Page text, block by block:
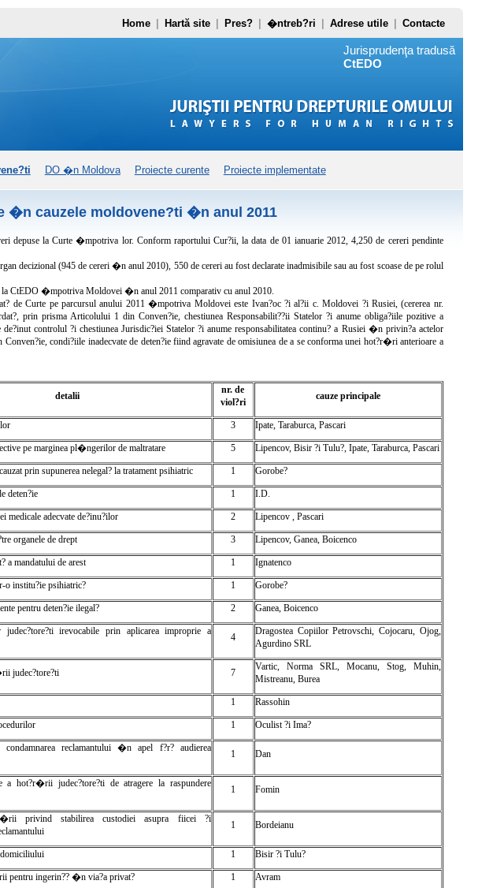
Home Hartă site Pres? �ntreb?ri Adrese utile Contacte
Jurisprudenţa tradusă
CtEDO
DO �n Moldova Proiecte curente Proiecte implementate
�n cauzele moldovene?ti �n anul 2011
depuse la Curte �mpotriva lor. Conform raportului Cur?ii, la data de 01 ianuarie 2012, 4,250 de cereri pendinte
decizional (945 de cereri �n anul 2010), 550 de cereri au fost declarate inadmisibile sau au fost scoase de pe rolul
la CtEDO �mpotriva Moldovei �n anul 2011 comparativ cu anul 2010.
de Curte pe parcursul anului 2011 �mpotriva Moldovei este Ivan?oc ?i al?ii c. Moldovei ?i Rusiei, (cererea nr.
prin prisma Articolului 1 din Conven?ie, chestiunea Responsabilit??ii Statelor ?i anume obliga?iile pozitive a
controlul ?i chestiunea Jurisdic?iei Statelor ?i anume responsabilitatea continu? a Rusiei �n privin?a actelor
condi?iile inadecvate de deten?ie fiind agravate de omisiunea de a se conforma unei hot?r�ri anterioare a
detalii
nr. de
viol?ri
cauze principale
3 Ipate, Taraburca, Pascari
pe marginea pl�ngerilor de maltratare 5 Lipencov, Bisir ?i Tulu?, Ipate, Taraburca, Pascari
prin supunerea nelegal? la tratament psihiatric 1 Gorobe?
deten?ie 1 I.D.
medicale adecvate de?inu?ilor 2 Lipencov , Pascari
organele de drept 3 Lipencov, Ganea, Boicenco
a mandatului de arest 1 Ignatenco
o institu?ie psihiatric? 1 Gorobe?
pentru deten?ie ilegal? 2 Ganea, Boicenco
judec?tore?ti irevocabile prin aplicarea improprie a
4
Dragostea Copiilor Petrovschi, Cojocaru, Ojog,
Agurdino SRL
judec?tore?ti 7
Vartic, Norma SRL, Mocanu, Stog, Muhin,
Mistreanu, Burea
1 Rassohin
1 Oculist ?i Ima?
condamnarea reclamantului �n apel f?r? audierea
1 Dan
a hot?r�rii judec?tore?ti de atragere la raspundere
1 Fomin
privind stabilirea custodiei asupra fiicei ?i
1 Bordeianu
domiciliului 1 Bisir ?i Tulu?
pentru ingerin?? �n via?a privat? 1 Avram